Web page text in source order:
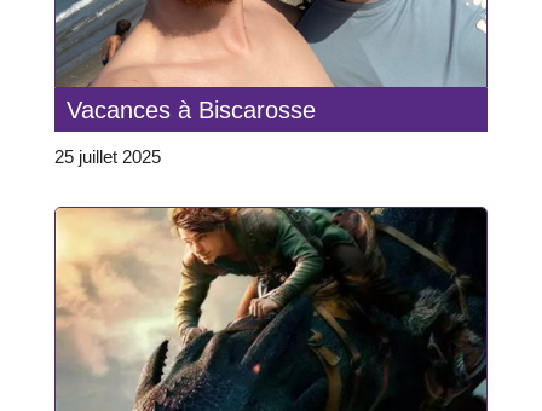
Vacances à Biscarosse
25 juillet 2025